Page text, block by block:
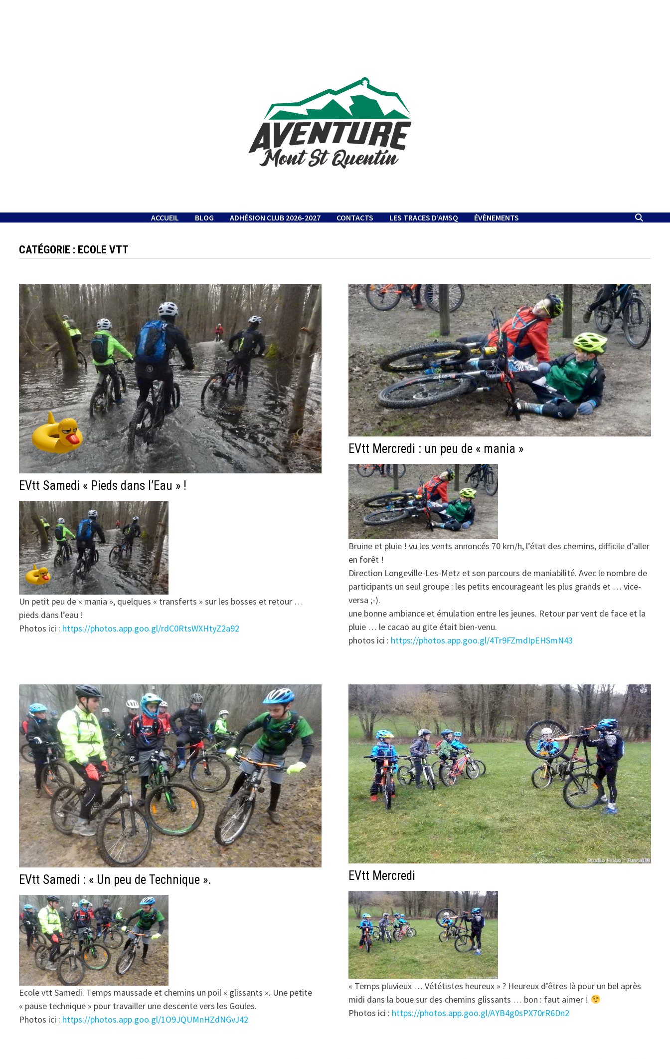
ACCUEIL BLOG ADHÉSION CLUB 2026-2027 CONTACTS LES TRACES D’AMSQ ÉVÈNEMENTS
CATÉGORIE : ECOLE VTT
EVtt Samedi « Pieds dans l’Eau » !
Un petit peu de « mania », quelques « transferts » sur les bosses et retour …
pieds dans l’eau !
Photos ici : https://photos.app.goo.gl/rdC0RtsWXHtyZ2a92
EVtt Mercredi : un peu de « mania »
Bruine et pluie ! vu les vents annoncés 70 km/h, l’état des chemins, difficile d’aller
en forêt !
Direction Longeville-Les-Metz et son parcours de maniabilité. Avec le nombre de
participants un seul groupe : les petits encourageant les plus grands et … vice-
versa ;-).
une bonne ambiance et émulation entre les jeunes. Retour par vent de face et la
pluie … le cacao au gite était bien-venu.
photos ici : https://photos.app.goo.gl/4Tr9FZmdIpEHSmN43
EVtt Samedi : « Un peu de Technique ».
Ecole vtt Samedi. Temps maussade et chemins un poil « glissants ». Une petite
« pause technique » pour travailler une descente vers les Goules.
Photos ici : https://photos.app.goo.gl/1O9JQUMnHZdNGvJ42
EVtt Mercredi
« Temps pluvieux … Vététistes heureux » ? Heureux d’êtres là pour un bel après
midi dans la boue sur des chemins glissants … bon : faut aimer !
Photos ici : https://photos.app.goo.gl/AYB4g0sPX70rR6Dn2